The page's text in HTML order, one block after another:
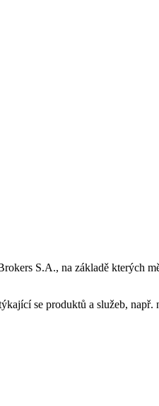
S.A., na základě kterých
se produktů a služeb,